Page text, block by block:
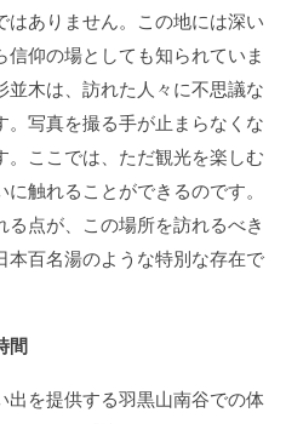
ありません。この地には深い
仰の場としても知られていま
木は、訪れた人々に不思議な
写真を撮る手が止まらなくな
。ここでは、ただ観光を楽しむ
触れることができるのです。
点が、この場所を訪れるべき
百名湯のような特別な存在で
間
を提供する羽黒山南谷での体